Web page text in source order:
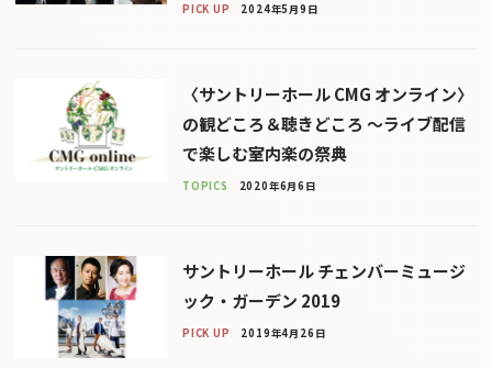
PICK UP 2024年5月9日
〈サントリーホール CMG オンライン〉
の観どころ＆聴きどころ 〜ライブ配信
で楽しむ室内楽の祭典
TOPICS 2020年6月6日
サントリーホール チェンバーミュージ
ック・ガーデン 2019
PICK UP 2019年4月26日